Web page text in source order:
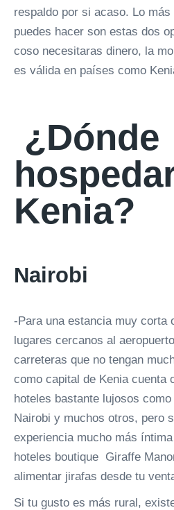
respaldo por si acaso. Lo más
puedes hacer son estas dos
coso necesitaras dinero, la
es válida en países como
¿Dónde
Kenia?
Nairobi
-Para una estancia muy corta
lugares cercanos al
carreteras que no tengan
como capital de Kenia cuenta
hoteles bastante lujosos
Nairobi y muchos otros, pero
experiencia mucho más
hoteles boutique Giraffe
alimentar jirafas desde tu
Si tu gusto es más rural,